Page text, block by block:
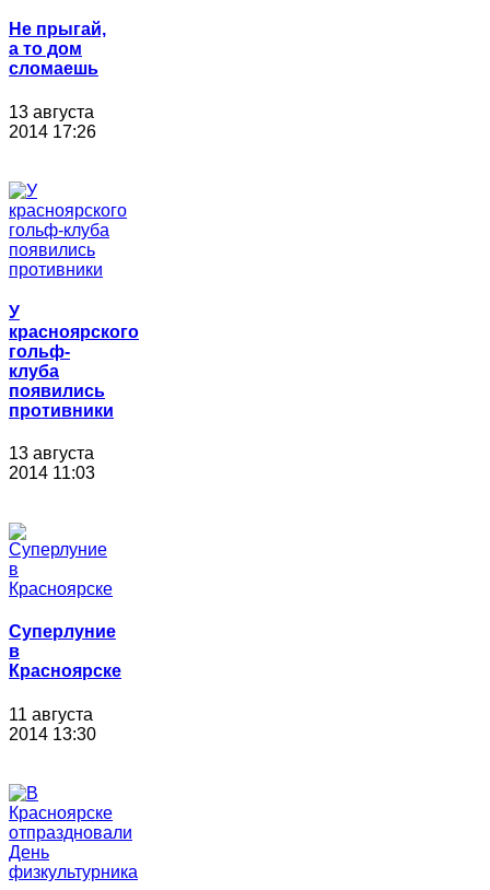
Не прыгай,
а то дом
сломаешь
13 августа
2014 17:26
У
красноярского
гольф-
клуба
появились
противники
13 августа
2014 11:03
Суперлуние
в
Красноярске
11 августа
2014 13:30